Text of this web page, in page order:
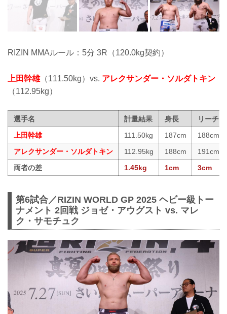
RIZIN MMAルール：5分 3R（120.0kg契約）
上田幹雄（111.50kg）vs. アレクサンダー・ソルダトキン
（112.95kg）
選手名 計量結果 身長
リーチ
上田幹雄
111.50kg 187cm
188cm
アレクサンダー・ソルダトキン
112.95kg 188cm
191cm
両者の差
1.45kg 1cm 3cm
第6試合／RIZIN WORLD GP 2025 ヘビー級トー
ナメント 2回戦 ジョゼ・アウグスト vs. マレ
ク・サモチュク